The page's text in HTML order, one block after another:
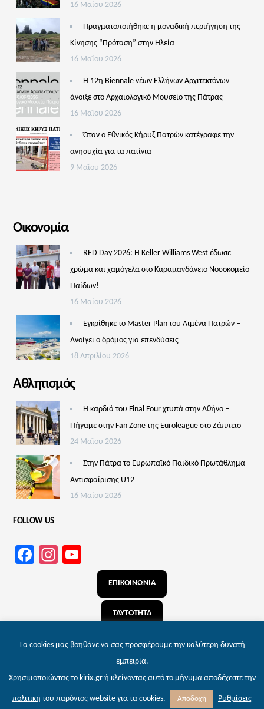
16 Μαΐου 2026
Πραγματοποιήθηκε η μοναδική περιήγηση της
Κίνησης “Πρόταση” στην Ηλεία
16 Μαΐου 2026
Η 12η Biennale νέων Ελλήνων Αρχιτεκτόνων
άνοιξε στο Αρχαιολογικό Μουσείο της Πάτρας
16 Μαΐου 2026
Όταν ο Εθνικός Κήρυξ Πατρών κατέγραφε την
ανησυχία για τα πατίνια
9 Μαΐου 2026
Οικονομία
RED Day 2026: Η Keller Williams West έδωσε
χρώμα και χαμόγελα στο Καραμανδάνειο Νοσοκομείο
Παίδων!
16 Μαΐου 2026
Εγκρίθηκε το Master Plan του Λιμένα Πατρών –
Aνοίγει ο δρόμος για επενδύσεις
18 Απριλίου 2026
Αθλητισμός
Η καρδιά του Final Four χτυπά στην Αθήνα –
Πήγαμε στην Fan Zone της Euroleague στο Ζάππειο
24 Μαΐου 2026
Στην Πάτρα το Ευρωπαϊκό Παιδικό Πρωτάθλημα
Αντισφαίρισης U12
16 Μαΐου 2026
FOLLOW US
Facebook
Instagram
Channel
ΕΠΙΚΟΙΝΩΝΙΑ
ΤΑΥΤΟΤΗΤΑ
Τα cookies μας βοηθάνε να σας προσφέρουμε την καλύτερη δυνατή
εμπειρία.
Χρησιμοποιώντας το kirix.gr ή κλείνοντας αυτό το μήνυμα αποδέχεστε την
πολιτική του παρόντος website για τα cookies. Αποδοχή Ρυθμίσεις